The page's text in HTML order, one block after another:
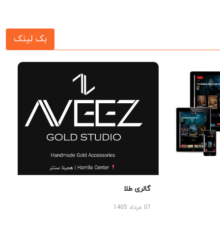
بک لینک
گالری طلا
07 مرداد 1405